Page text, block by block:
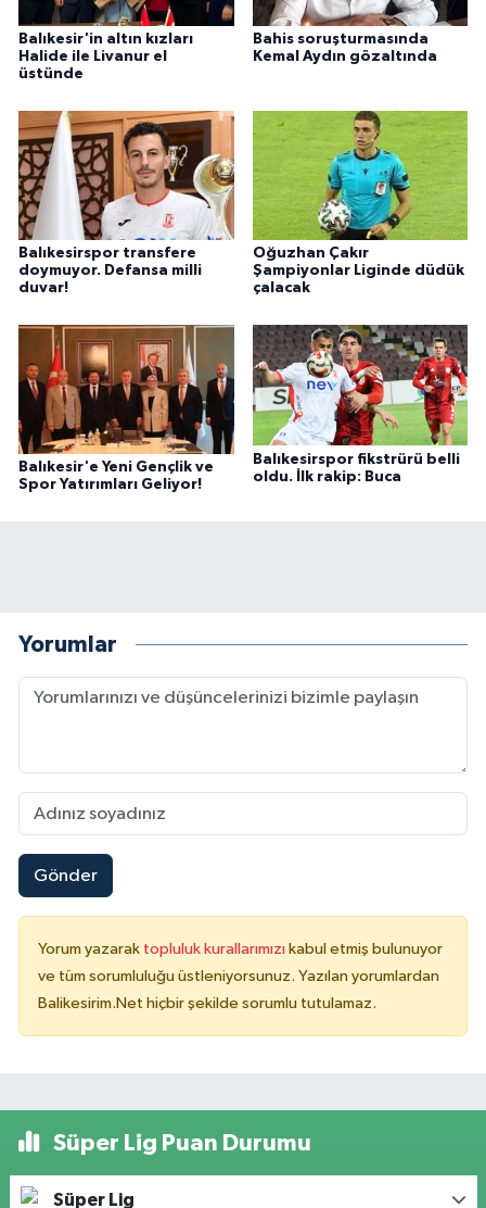
Balıkesir'in altın kızları
Halide ile Livanur el
üstünde
Bahis soruşturmasında
Kemal Aydın gözaltında
Balıkesirspor transfere
doymuyor. Defansa milli
duvar!
Oğuzhan Çakır
Şampiyonlar Liginde düdük
çalacak
Balıkesir'e Yeni Gençlik ve
Spor Yatırımları Geliyor!
Balıkesirspor fikstrürü belli
oldu. İlk rakip: Buca
Yorumlar
Gönder
Yorum yazarak topluluk kurallarımızı kabul etmiş bulunuyor
ve tüm sorumluluğu üstleniyorsunuz. Yazılan yorumlardan
Balikesirim.Net hiçbir şekilde sorumlu tutulamaz.
Süper Lig Puan Durumu
Süper Lig